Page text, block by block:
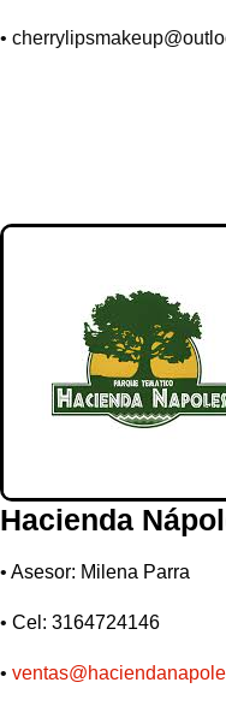
•
Hacienda
• Asesor: Milena Parra
• Cel: 3164724146
•